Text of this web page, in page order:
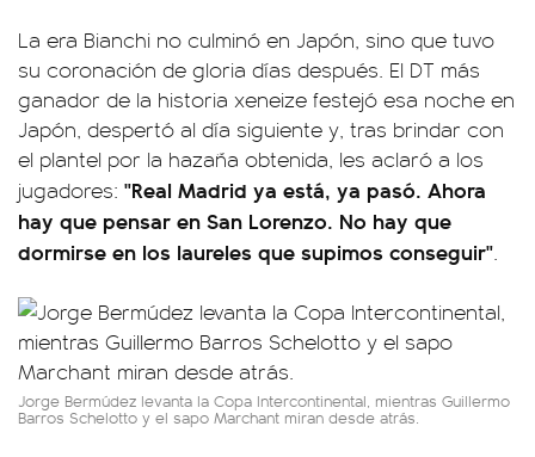
La era Bianchi no culminó en Japón, sino que tuvo
su coronación de gloria días después. El DT más
ganador de la historia xeneize festejó esa noche en
Japón, despertó al día siguiente y, tras brindar con
el plantel por la hazaña obtenida, les aclaró a los
jugadores: "Real Madrid ya está, ya pasó. Ahora
hay que pensar en San Lorenzo. No hay que
dormirse en los laureles que supimos conseguir".
Jorge Bermúdez levanta la Copa Intercontinental, mientras Guillermo
Barros Schelotto y el sapo Marchant miran desde atrás.